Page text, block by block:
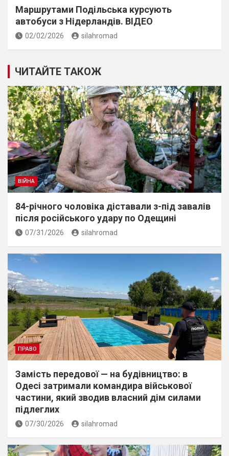
Маршрутами Подільська курсують
автобуси з Нідерландів. ВІДЕО
02/02/2026 silahromad
ЧИТАЙТЕ ТАКОЖ
ВІЙНА
84-річного чоловіка діставали з-під завалів
пiсля росiйського удару по Одещині
07/31/2026 silahromad
ПРАВО
Замість передової — на будівництво: в
Одесі затримали командира військової
частини, який зводив власний дім силами
підлеглих
07/30/2026 silahromad